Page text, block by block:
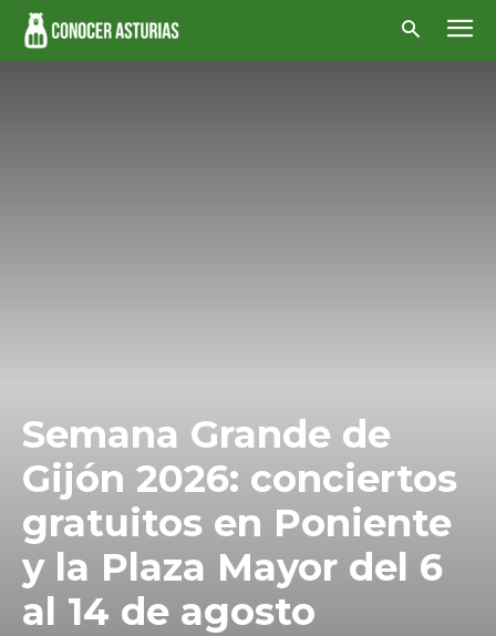
Semana Grande de
Gijón 2026: conciertos
gratuitos en Poniente
y la Plaza Mayor del 6
al 14 de agosto